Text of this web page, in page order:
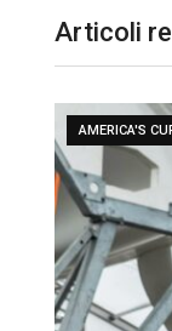
Articoli
AMERICA'S